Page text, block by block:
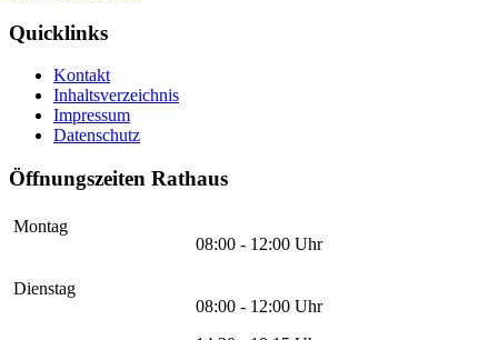
Quicklinks
Kontakt
Inhaltsverzeichnis
Impressum
Datenschutz
Öffnungszeiten Rathaus
Montag
08:00 - 12:00 Uhr
Dienstag
08:00 - 12:00 Uhr